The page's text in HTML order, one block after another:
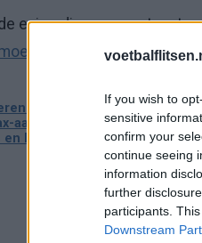
If you wish to
sensitive
confirm your
continue seeing
information
further
participants.
Downstream
enige die commentaar
er aan geloven.
op niveau van Ajax: 'FC Bal
aanwinst traint voor het
en Marijn Beuker over